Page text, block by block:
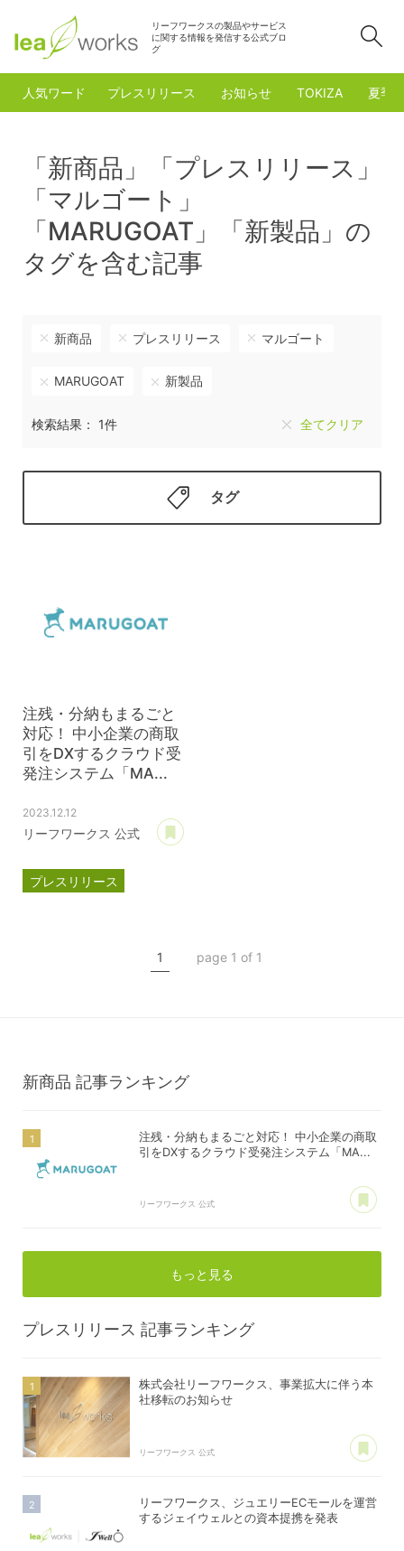
リーフワークスの製品やサービス
に関する情報を発信する公式ブロ
グ
人気ワード プレスリリース お知らせ TOKIZA 夏季
「新商品」「プレスリリース」
「マルゴート」
「MARUGOAT」「新製品」の
タグを含む記事
新商品 プレスリリース マルゴート
MARUGOAT 新製品
検索結果： 1件 全てクリア
タグ
注残・分納もまるごと
対応！ 中小企業の商取
引をDXするクラウド受
発注システム「MA...
2023.12.12
リーフワークス 公式
プレスリリース
1 page 1 of 1
新商品 記事ランキング
注残・分納もまるごと対応！ 中小企業の商取
引をDXするクラウド受発注システム「MA...
リーフワークス 公式
もっと見る
プレスリリース 記事ランキング
株式会社リーフワークス、事業拡大に伴う本
社移転のお知らせ
リーフワークス 公式
リーフワークス、ジュエリーECモールを運営
するジェイウェルとの資本提携を発表